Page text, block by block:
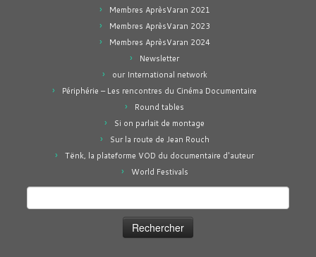
Membres AprèsVaran 2021
Membres AprèsVaran 2023
Membres AprèsVaran 2024
Newsletter
our International network
Périphérie – Les rencontres du Cinéma Documentaire
Round tables
Si on parlait de montage
Sur la route de Jean Rouch
Tënk, la plateforme VOD du documentaire d'auteur
World Festivals